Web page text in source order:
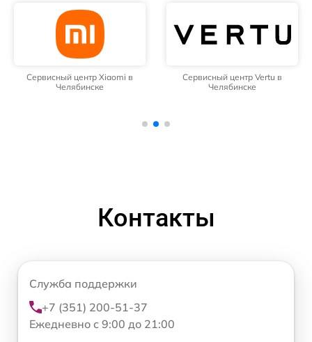
Сервисный центр Xiaomi в
Челябинске
Сервисный центр Vertu в
Челябинске
Контакты
Служба поддержки
+7 (351) 200-51-37
Ежедневно с 9:00 до 21:00